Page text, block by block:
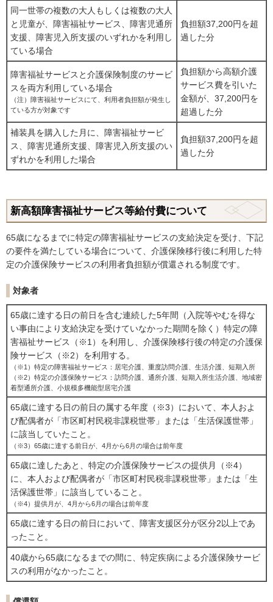
同一世帯の複数の大人もしくは複数の大人
と児童が、障害福祉サービス、障害児通所
支援、障害児入所支援のいずれかを利用し
ている場合
負担額37,200円を超
過した分
障害福祉サービスと介護保険制度のサービ
スを両方利用している場合
（注）障害福祉サービスにて、利用者負担額が発生し
ている方が対象です
負担額から高額介護
サービス費を引いた
金額が、37,200円を
超過した分
補装具を購入した月に、障害福祉サービ
ス、障害児通所支援、障害児入所支援のい
ずれかを利用した場合
負担額37,200円を超
過した分
新高額障害福祉サービス等給付費について
65歳になるまでに特定の障害福祉サービスの支給決定を受け、下記
の要件を満たしている場合について、介護保険移行後に利用した特
定の介護保険サービスの利用者負担額が償還される制度です。
対象者
65歳に達する日の前日を含む連続した5年間（入院等やむを得な
い事由により支給決定を受けていなかった期間を除く）特定の障
害福祉サービス（※1）を利用し、介護保険移行後の特定の介護保
険サービス（※2）を利用する。
（※1）特定の障害福祉サービス：居宅介護、重度訪問介護、生活介護、短期入所
（※2）特定の介護保険サービス：訪問介護、通所介護、短期入所生活介護、地域密
着型通所介護、小規模多機能型居宅介護
65歳に達する日の前日の属する年度（※3）において、本人およ
び配偶者が「市区町村民税非課税世帯」または「生活保護世帯」
に該当していたこと。
（※3）65歳に達する前日が、4月から6月の場合は前年度
65歳に達したあと、特定の介護保険サービスの提供月（※4）
に、本人および配偶者が「市区町村民税非課税世帯」または「生
活保護世帯」に該当していること。
（※4）提供月が、4月から6月の場合は前年度
65歳に達する日の前日において、障害支援区分が区分2以上であ
ったこと。
40歳から65歳になるまでの間に、特定疾病による介護保険サービ
スの利用がなかったこと。